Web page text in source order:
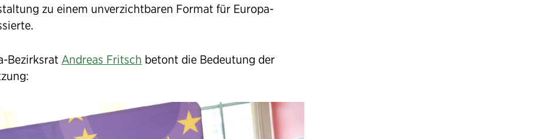
zu einem unverzichtbaren Format für Europa-
Bezirksrat Andreas Fritsch betont die Bedeutung der